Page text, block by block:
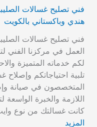
هندي وباكستاني بالكويت
فني تصليح غسالات
العمل في مركزنا الفني
لكم خدماته المتميزة
تلبية احتياجاتكم وإصلاح
المتخصصون في صيانة
اللازمة والخبرة
كانت غسالتك من نوع
المزيد